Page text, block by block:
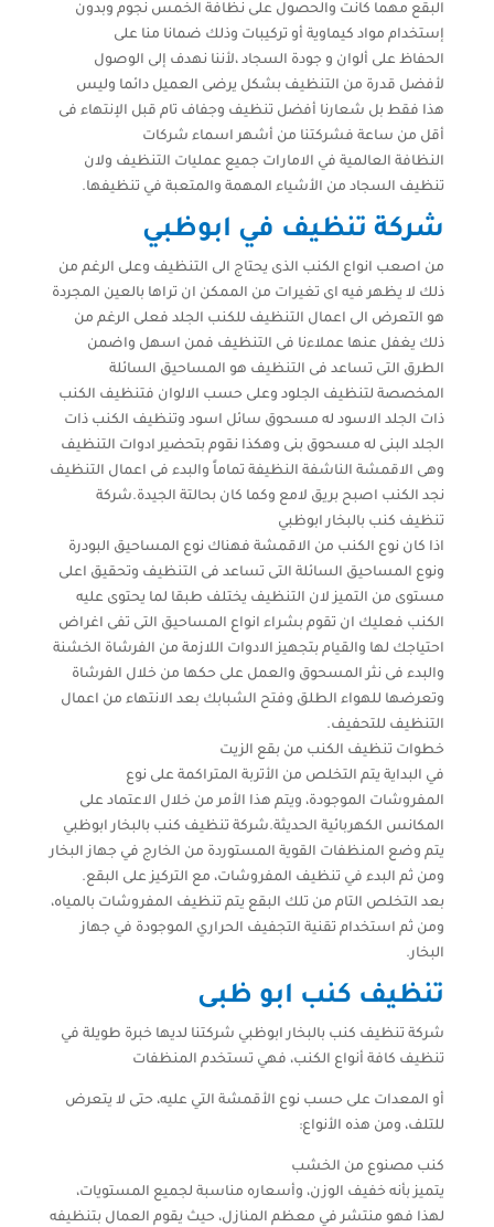
البقع مهما كانت والحصول على نظافة الخمس نجوم وبدون
إستخدام مواد كيماوية أو تركيبات وذلك ضمانا منا على
الحفاظ على ألوان و جودة السجاد ،لأننا نهدف إلى الوصول
لأفضل قدرة من التنظيف بشكل يرضى العميل دائما وليس
هذا فقط بل شعارنا أفضل تنظيف وجفاف تام قبل الإنتهاء فى
أقل من ساعة فشركتنا من أشهر اسماء شركات
النظافة العالمية في الامارات جميع عمليات التنظيف ولان
تنظيف السجاد من الأشياء المهمة والمتعبة في تنظيفها.
شركة تنظيف في ابوظبي
من اصعب انواع الكنب الذى يحتاج الى التنظيف وعلى الرغم من
ذلك لا يظهر فيه اى تغيرات من الممكن ان تراها بالعين المجردة
هو التعرض الى اعمال التنظيف للكنب الجلد فعلى الرغم من
ذلك يغفل عنها عملاءنا فى التنظيف فمن اسهل واضمن
الطرق التى تساعد فى التنظيف هو المساحيق السائلة
المخصصة لتنظيف الجلود وعلى حسب الالوان فتنظيف الكنب
ذات الجلد الاسود له مسحوق سائل اسود وتنظيف الكنب ذات
الجلد البنى له مسحوق بنى وهكذا نقوم بتحضير ادوات التنظيف
وهى الاقمشة الناشفة النظيفة تماماً والبدء فى اعمال التنظيف
نجد الكنب اصبح بريق لامع وكما كان بحالتة الجيدة.شركة
تنظيف كنب بالبخار ابوظبي
اذا كان نوع الكنب من الاقمشة فهناك نوع المساحيق البودرة
ونوع المساحيق السائلة التى تساعد فى التنظيف وتحقيق اعلى
مستوى من التميز لان التنظيف يختلف طبقا لما يحتوى عليه
الكنب فعليك ان تقوم بشراء انواع المساحيق التى تفى اغراض
احتياجك لها والقيام بتجهيز الادوات اللازمة من الفرشاة الخشنة
والبدء فى نثر المسحوق والعمل على حكها من خلال الفرشاة
وتعرضها للهواء الطلق وفتح الشبابك بعد الانتهاء من اعمال
التنظيف للتحفيف.
خطوات تنظيف الكنب من بقع الزيت
في البداية يتم التخلص من الأتربة المتراكمة على نوع
المفروشات الموجودة، ويتم هذا الأمر من خلال الاعتماد على
المكانس الكهربائية الحديثة.شركة تنظيف كنب بالبخار ابوظبي
يتم وضع المنظفات القوية المستوردة من الخارج في جهاز البخار
ومن ثم البدء في تنظيف المفروشات، مع التركيز على البقع.
بعد التخلص التام من تلك البقع يتم تنظيف المفروشات بالمياه،
ومن ثم استخدام تقنية التجفيف الحراري الموجودة في جهاز
البخار.
تنظيف كنب ابو ظبى
شركة تنظيف كنب بالبخار ابوظبي شركتنا لديها خبرة طويلة في
تنظيف كافة أنواع الكنب، فهي تستخدم المنظفات
أو المعدات على حسب نوع الأقمشة التي عليه، حتى لا يتعرض
للتلف، ومن هذه الأنواع:
كنب مصنوع من الخشب
يتميز بأنه خفيف الوزن، وأسعاره مناسبة لجميع المستويات،
لهذا فهو منتشر في معظم المنازل، حيث يقوم العمال بتنظيفه